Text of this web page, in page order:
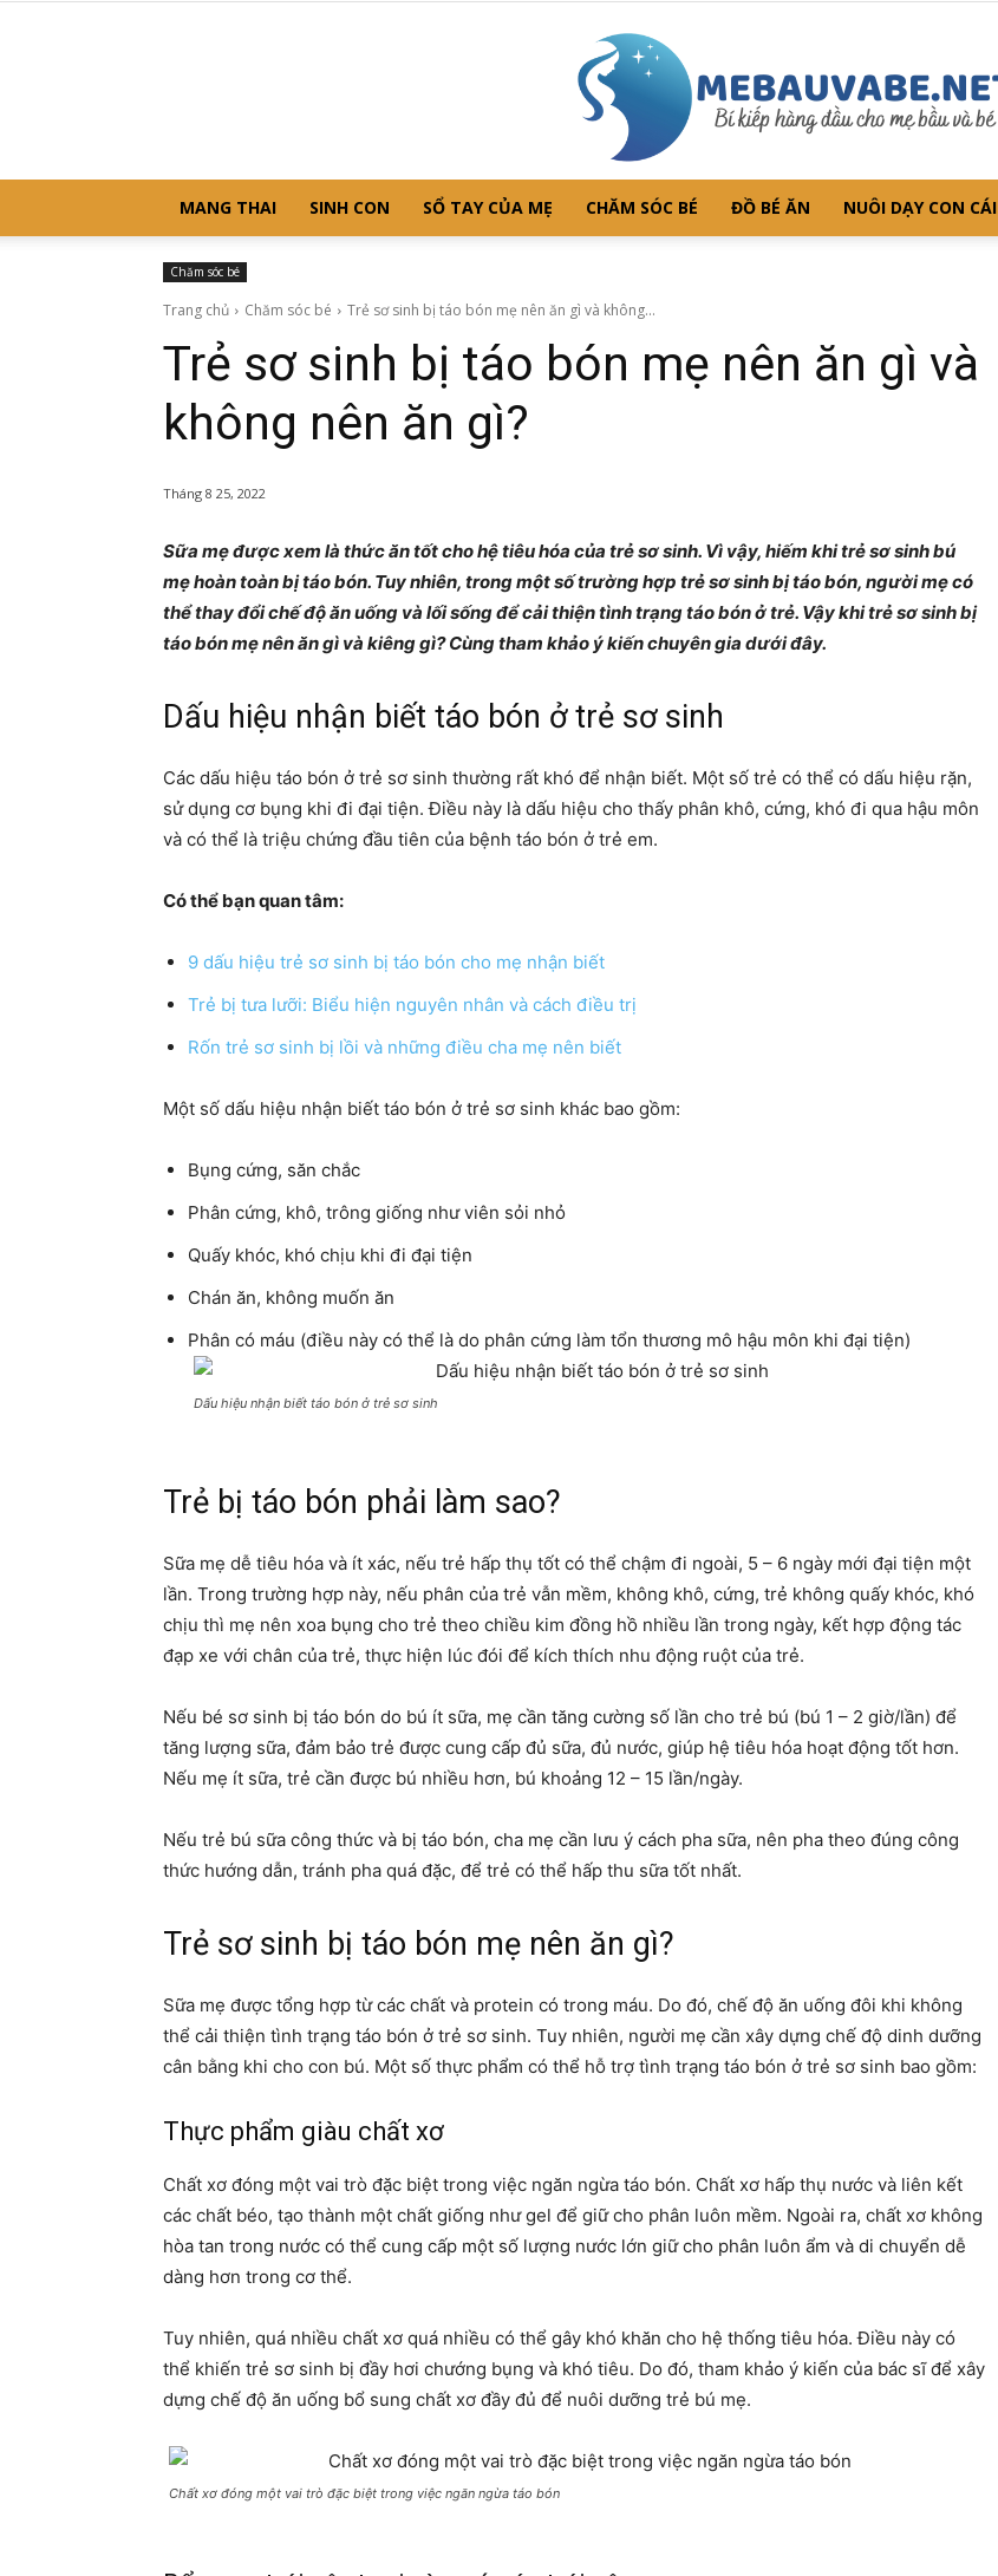
Chia
đầu
mẹ
MANG THAI SINH CON SỔ TAY CỦA MẸ CHĂM SÓC BÉ ĐỒ BÉ ĂN NUÔI DẠY CON CÁI
Chăm sóc bé
Trang chủ Chăm sóc bé Trẻ sơ sinh bị táo bón mẹ nên ăn gì và không...
Trẻ sơ sinh bị táo bón mẹ nên ăn gì và
không nên ăn gì?
Tháng 8 25, 2022
Sữa mẹ được xem là thức ăn tốt cho hệ tiêu hóa của trẻ sơ sinh. Vì vậy, hiếm khi trẻ sơ sinh bú
mẹ hoàn toàn bị táo bón. Tuy nhiên, trong một số trường hợp trẻ sơ sinh bị táo bón, người mẹ có
thể thay đổi chế độ ăn uống và lối sống để cải thiện tình trạng táo bón ở trẻ. Vậy khi trẻ sơ sinh bị
táo bón mẹ nên ăn gì và kiêng gì? Cùng tham khảo ý kiến chuyên gia dưới đây.
Dấu hiệu nhận biết táo bón ở trẻ sơ sinh
Các dấu hiệu táo bón ở trẻ sơ sinh thường rất khó để nhận biết. Một số trẻ có thể có dấu hiệu rặn,
sử dụng cơ bụng khi đi đại tiện. Điều này là dấu hiệu cho thấy phân khô, cứng, khó đi qua hậu môn
và có thể là triệu chứng đầu tiên của bệnh táo bón ở trẻ em.
Có thể bạn quan tâm:
9 dấu hiệu trẻ sơ sinh bị táo bón cho mẹ nhận biết
Trẻ bị tưa lưỡi: Biểu hiện nguyên nhân và cách điều trị
Rốn trẻ sơ sinh bị lồi và những điều cha mẹ nên biết
Một số dấu hiệu nhận biết táo bón ở trẻ sơ sinh khác bao gồm:
Bụng cứng, săn chắc
Phân cứng, khô, trông giống như viên sỏi nhỏ
Quấy khóc, khó chịu khi đi đại tiện
Chán ăn, không muốn ăn
Phân có máu (điều này có thể là do phân cứng làm tổn thương mô hậu môn khi đại tiện)
Dấu hiệu nhận biết táo bón ở trẻ sơ sinh
Trẻ bị táo bón phải làm sao?
Sữa mẹ dễ tiêu hóa và ít xác, nếu trẻ hấp thụ tốt có thể chậm đi ngoài, 5 – 6 ngày mới đại tiện một
lần. Trong trường hợp này, nếu phân của trẻ vẫn mềm, không khô, cứng, trẻ không quấy khóc, khó
chịu thì mẹ nên xoa bụng cho trẻ theo chiều kim đồng hồ nhiều lần trong ngày, kết hợp động tác
đạp xe với chân của trẻ, thực hiện lúc đói để kích thích nhu động ruột của trẻ.
Nếu bé sơ sinh bị táo bón do bú ít sữa, mẹ cần tăng cường số lần cho trẻ bú (bú 1 – 2 giờ/lần) để
tăng lượng sữa, đảm bảo trẻ được cung cấp đủ sữa, đủ nước, giúp hệ tiêu hóa hoạt động tốt hơn.
Nếu mẹ ít sữa, trẻ cần được bú nhiều hơn, bú khoảng 12 – 15 lần/ngày.
Nếu trẻ bú sữa công thức và bị táo bón, cha mẹ cần lưu ý cách pha sữa, nên pha theo đúng công
thức hướng dẫn, tránh pha quá đặc, để trẻ có thể hấp thu sữa tốt nhất.
Trẻ sơ sinh bị táo bón mẹ nên ăn gì?
Sữa mẹ được tổng hợp từ các chất và protein có trong máu. Do đó, chế độ ăn uống đôi khi không
thể cải thiện tình trạng táo bón ở trẻ sơ sinh. Tuy nhiên, người mẹ cần xây dựng chế độ dinh dưỡng
cân bằng khi cho con bú. Một số thực phẩm có thể hỗ trợ tình trạng táo bón ở trẻ sơ sinh bao gồm:
Thực phẩm giàu chất xơ
Chất xơ đóng một vai trò đặc biệt trong việc ngăn ngừa táo bón. Chất xơ hấp thụ nước và liên kết
các chất béo, tạo thành một chất giống như gel để giữ cho phân luôn mềm. Ngoài ra, chất xơ không
hòa tan trong nước có thể cung cấp một số lượng nước lớn giữ cho phân luôn ẩm và di chuyển dễ
dàng hơn trong cơ thể.
Tuy nhiên, quá nhiều chất xơ quá nhiều có thể gây khó khăn cho hệ thống tiêu hóa. Điều này có
thể khiến trẻ sơ sinh bị đầy hơi chướng bụng và khó tiêu. Do đó, tham khảo ý kiến của bác sĩ để xây
dựng chế độ ăn uống bổ sung chất xơ đầy đủ để nuôi dưỡng trẻ bú mẹ.
Chất xơ đóng một vai trò đặc biệt trong việc ngăn ngừa táo bón